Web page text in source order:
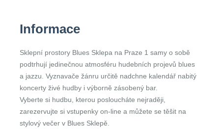
Informace
Sklepní prostory Blues Sklepa na Praze 1 samy o sobě
podtrhují jedinečnou atmosféru hudebních projevů blues
a jazzu. Vyznavače žánru určitě nadchne kalendář nabitý
koncerty živé hudby i výborně zásobený bar.
Vyberte si hudbu, kterou posloucháte nejraději,
zarezervujte si vstupenky on-line a můžete se těšit na
stylový večer v Blues Sklepě.